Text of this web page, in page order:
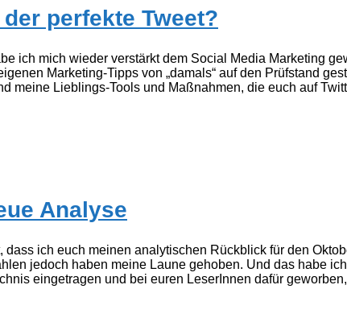
perfekte Tweet?
ich mich wieder verstärkt dem Social Media Marketing
Marketing-Tipps von „damals“ auf den Prüfstand
meine Lieblings-Tools und Maßnahmen, die euch auf
Analyse
dass ich euch meinen analytischen Rückblick für den
jedoch haben meine Laune gehoben. Und das habe
eingetragen und bei euren LeserInnen dafür